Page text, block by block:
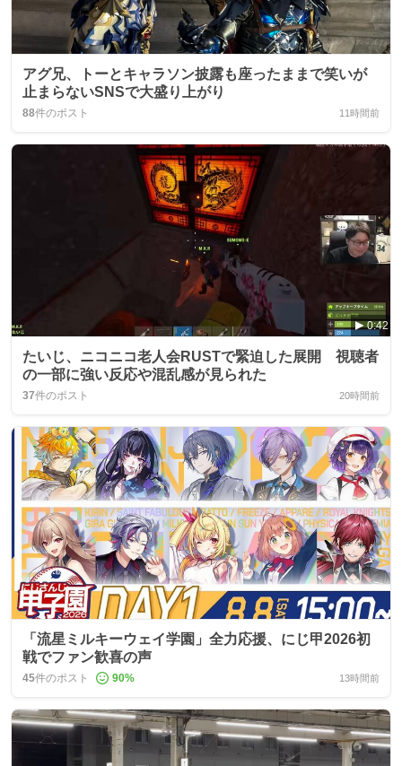
アグ兄、トーとキャラソン披露も座ったままで笑いが
止まらないSNSで大盛り上がり
88件のポスト 11時間前
0:42
たいじ、ニコニコ老人会RUSTで緊迫した展開 視聴者
の一部に強い反応や混乱感が見られた
37件のポスト 20時間前
「流星ミルキーウェイ学園」全力応援、にじ甲2026初
戦でファン歓喜の声
45件のポスト 90% 13時間前